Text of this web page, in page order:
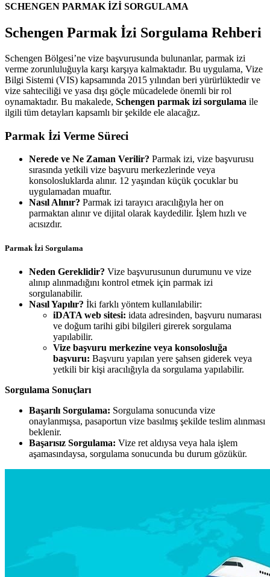
SCHENGEN PARMAK İZİ SORGULAMA
Schengen Parmak İzi Sorgulama Rehberi
Schengen Bölgesi’ne vize başvurusunda bulunanlar, parmak izi
verme zorunluluğuyla karşı karşıya kalmaktadır. Bu uygulama, Vize
Bilgi Sistemi (VIS) kapsamında 2015 yılından beri yürürlüktedir ve
vize sahteciliği ve yasa dışı göçle mücadelede önemli bir rol
oynamaktadır. Bu makalede, Schengen parmak izi sorgulama ile
ilgili tüm detayları kapsamlı bir şekilde ele alacağız.
Parmak İzi Verme Süreci
Nerede ve Ne Zaman Verilir? Parmak izi, vize başvurusu
sırasında yetkili vize başvuru merkezlerinde veya
konsolosluklarda alınır. 12 yaşından küçük çocuklar bu
uygulamadan muaftır.
Nasıl Alınır? Parmak izi tarayıcı aracılığıyla her on
parmaktan alınır ve dijital olarak kaydedilir. İşlem hızlı ve
acısızdır.
Parmak İzi Sorgulama
Neden Gereklidir? Vize başvurusunun durumunu ve vize
alınıp alınmadığını kontrol etmek için parmak izi
sorgulanabilir.
Nasıl Yapılır? İki farklı yöntem kullanılabilir:
iDATA web sitesi: idata adresinden, başvuru numarası
ve doğum tarihi gibi bilgileri girerek sorgulama
yapılabilir.
Vize başvuru merkezine veya konsolosluğa
başvuru: Başvuru yapılan yere şahsen giderek veya
yetkili bir kişi aracılığıyla da sorgulama yapılabilir.
Sorgulama Sonuçları
Başarılı Sorgulama: Sorgulama sonucunda vize
onaylanmışsa, pasaportun vize basılmış şekilde teslim alınması
beklenir.
Başarısız Sorgulama: Vize ret aldıysa veya hala işlem
aşamasındaysa, sorgulama sonucunda bu durum gözükür.